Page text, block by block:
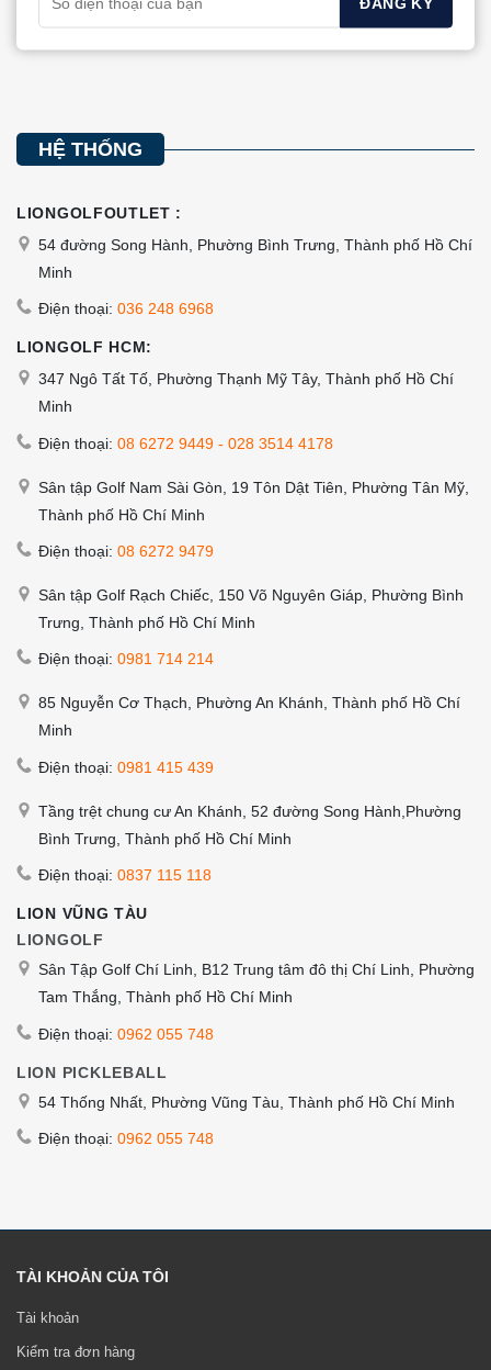
trên
HỆ THỐNG
LIONGOLFOUTLET :
54 đường Song Hành, Phường Bình Trưng, Thành phố Hồ Chí
Minh
Điện thoại: 036 248 6968
LIONGOLF HCM:
347 Ngô Tất Tố, Phường Thạnh Mỹ Tây, Thành phố Hồ Chí
Minh
Điện thoại: 08 6272 9449 - 028 3514 4178
Sân tập Golf Nam Sài Gòn, 19 Tôn Dật Tiên, Phường Tân Mỹ,
Thành phố Hồ Chí Minh
Điện thoại: 08 6272 9479
Sân tập Golf Rạch Chiếc, 150 Võ Nguyên Giáp, Phường Bình
Trưng, Thành phố Hồ Chí Minh
Điện thoại: 0981 714 214
85 Nguyễn Cơ Thạch, Phường An Khánh, Thành phố Hồ Chí
Minh
Điện thoại: 0981 415 439
Tầng trệt chung cư An Khánh, 52 đường Song Hành,Phường
Bình Trưng, Thành phố Hồ Chí Minh
Điện thoại: 0837 115 118
LION VŨNG TÀU
LIONGOLF
Sân Tập Golf Chí Linh, B12 Trung tâm đô thị Chí Linh, Phường
Tam Thắng, Thành phố Hồ Chí Minh
Điện thoại: 0962 055 748
LION PICKLEBALL
54 Thống Nhất, Phường Vũng Tàu, Thành phố Hồ Chí Minh
Điện thoại: 0962 055 748
TÀI KHOẢN CỦA TÔI
Tài khoản
Kiểm tra đơn hàng